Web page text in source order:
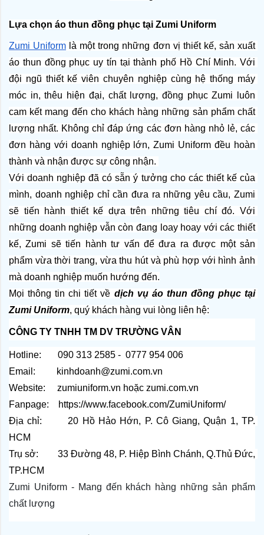
Lựa chọn áo thun đồng phục tại Zumi Uniform
Zumi Uniform là một trong những đơn vị thiết kế, sản xuất
áo thun đồng phục uy tín tại thành phố Hồ Chí Minh. Với
đội ngũ thiết kế viên chuyên nghiệp cùng hệ thống máy
móc in, thêu hiện đại, chất lượng, đồng phục Zumi luôn
cam kết mang đến cho khách hàng những sản phẩm chất
lượng nhất. Không chỉ đáp ứng các đơn hàng nhỏ lẻ, các
đơn hàng với doanh nghiệp lớn, Zumi Uniform đều hoàn
thành và nhận được sự công nhận.
Với doanh nghiệp đã có sẵn ý tưởng cho các thiết kế của
mình, doanh nghiệp chỉ cần đưa ra những yêu cầu, Zumi
sẽ tiến hành thiết kế dựa trên những tiêu chí đó. Với
những doanh nghiệp vẫn còn đang loay hoay với các thiết
kế, Zumi sẽ tiến hành tư vấn để đưa ra được một sản
phẩm vừa thời trang, vừa thu hút và phù hợp với hình ảnh
mà doanh nghiệp muốn hướng đến.
Mọi thông tin chi tiết về dịch vụ áo thun đồng phục tại
Zumi Uniform, quý khách hàng vui lòng liên hệ:
CÔNG TY TNHH TM DV TRƯỜNG VÂN
Hotline:       090 313 2585 -  0777 954 006
Email:         kinhdoanh@zumi.com.vn
Website: zumiuniform.vn hoặc zumi.com.vn
Fanpage:
https://www.facebook.com/ZumiUniform/
Địa chỉ:       20 Hồ Hảo Hớn, P. Cô Giang, Quận 1, TP.
HCM
Trụ sở:        33 Đường 48, P. Hiệp Bình Chánh, Q.Thủ Đức,
TP.HCM
Zumi Uniform - Mang đến khách hàng những sản phẩm
chất lượng